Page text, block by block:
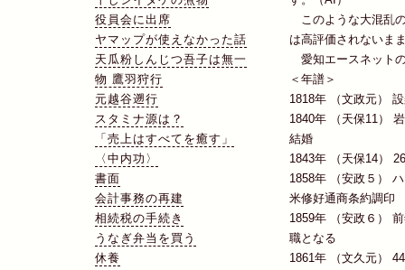
役員会に出席
ヤマップが使えなかった話
天瓜粉しんじつ吾子は無一
物 鷹羽狩行
元越谷遡行
スタミナ源は？
「売上はすべてを癒す」
〈中内功〉
書面
会計事務の再建
相続税の手続き
うなぎ弁当を買う
休養
このような大混乱
は高評価されないま
愛知エースネット
＜年譜＞
1818年 （文政元）
1840年 （天保11）
結婚
1843年 （天保14）
1858年 （安政５）
米修好通商条約調印
1859年 （安政６）
職となる
1861年 （文久元）